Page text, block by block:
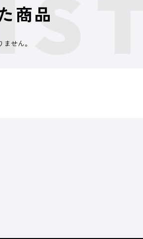
商品
せん。